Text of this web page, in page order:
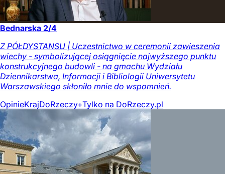
Bednarska 2/4
Z PÓŁDYSTANSU | Uczestnictwo w ceremonii zawieszenia
wiechy - symbolizującej osiągnięcie najwyższego punktu
konstrukcyjnego budowli - na gmachu Wydziału
Dziennikarstwa, Informacji i Bibliologii Uniwersytetu
Warszawskiego skłoniło mnie do wspomnień.
OpinieKrajDoRzeczy+Tylko na DoRzeczy.pl